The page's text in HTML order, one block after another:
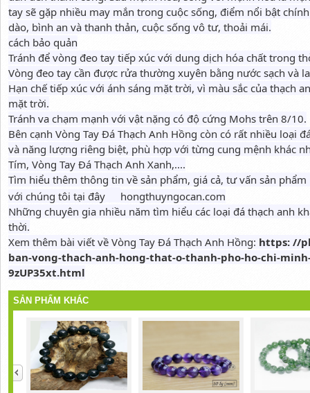
tay sẽ gặp nhiều may mắn trong cuộc sống, điểm nổi bật
dào, bình an và thanh thản, cuộc sống vô tư, thoải mái.
cách bảo quản
Tránh để vòng đeo tay tiếp xúc với dung dịch hóa chất trong
Vòng đeo tay cần được rửa thường xuyên bằng nước sạch và
Hạn chế tiếp xúc với ánh sáng mặt trời, vì màu sắc của thạch
mặt trời.
Tránh va chạm mạnh với vật nặng có độ cứng Mohs trên 8/10.
Bên cạnh Vòng Tay Đá Thạch Anh Hồng còn có rất nhiều loại
và năng lượng riêng biệt, phù hợp với từng cung mệnh khác
Tím, Vòng Tay Đá Thạch Anh Xanh,....
Tìm hiểu thêm thông tin về sản phẩm, giá cả, tư vấn sản
với chúng tôi tại đây
hongthuyngocan.com
Những chuyên gia nhiều năm tìm hiểu các loại đá thạch anh
thời.
Xem thêm bài viết về Vòng Tay Đá Thạch Anh Hồng: https: //
ban-vong-thach-anh-hong-that-o-thanh-pho-ho-chi-
9zUP35xt.html
SẢN PHẨM KHÁC